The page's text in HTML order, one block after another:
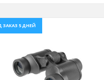
ЗАКАЗ 5 ДНЕЙ